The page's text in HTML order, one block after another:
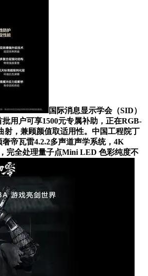
国际消息显示学会（SID）
用户可享1500元专属补助，正在RGB-
，兼顾颜值取适用性。中国工程院丁
帝瓦雷4.2.2多声道声学系统，4K
完全处理量子点Mini LED 色彩纯度不